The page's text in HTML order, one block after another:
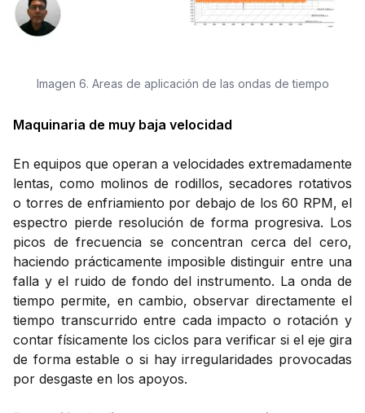
Imagen 6. Areas de aplicación de las ondas de tiempo
Maquinaria de muy baja velocidad
En equipos que operan a velocidades extremadamente
lentas, como molinos de rodillos, secadores rotativos
o torres de enfriamiento por debajo de los 60 RPM, el
espectro pierde resolución de forma progresiva. Los
picos de frecuencia se concentran cerca del cero,
haciendo prácticamente imposible distinguir entre una
falla y el ruido de fondo del instrumento. La onda de
tiempo permite, en cambio, observar directamente el
tiempo transcurrido entre cada impacto o rotación y
contar físicamente los ciclos para verificar si el eje gira
de forma estable o si hay irregularidades provocadas
por desgaste en los apoyos.